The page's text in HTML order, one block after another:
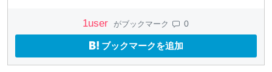
1user がブックマーク 0
ブックマークを追加